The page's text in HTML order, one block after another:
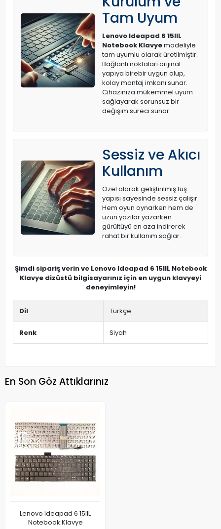
Tam Uyum
Lenovo Ideapad 6 15IIL
Notebook Klavyemodeliyle
tam uyumlu olarak üretilmiştir.
Bağlantı noktaları orijinal
yapıya birebir uygun olup,
kolay montaj imkanı sunar.
Cihazınıza mükemmel uyum
sağlayarak sorunsuz bir
değişim süreci sunar.
Sessiz ve Akıcı
Kullanım
Özel olarak geliştirilmiş tuş
yapısı sayesinde sessiz çalışır.
Hem oyun oynarken hem de
uzun yazılar yazarken
gürültüyü en aza indirerek
rahat bir kullanım sağlar.
Şimdi sipariş verin ve Lenovo Ideapad 6 15IIL Notebook
Klavye dizüstü bilgisayarınız için en uygun klavyeyi
deneyimleyin!
Dil Türkçe
Renk Siyah
En Son Göz Attıklarınız
Lenovo Ideapad 6 15IIL
Notebook Klavye